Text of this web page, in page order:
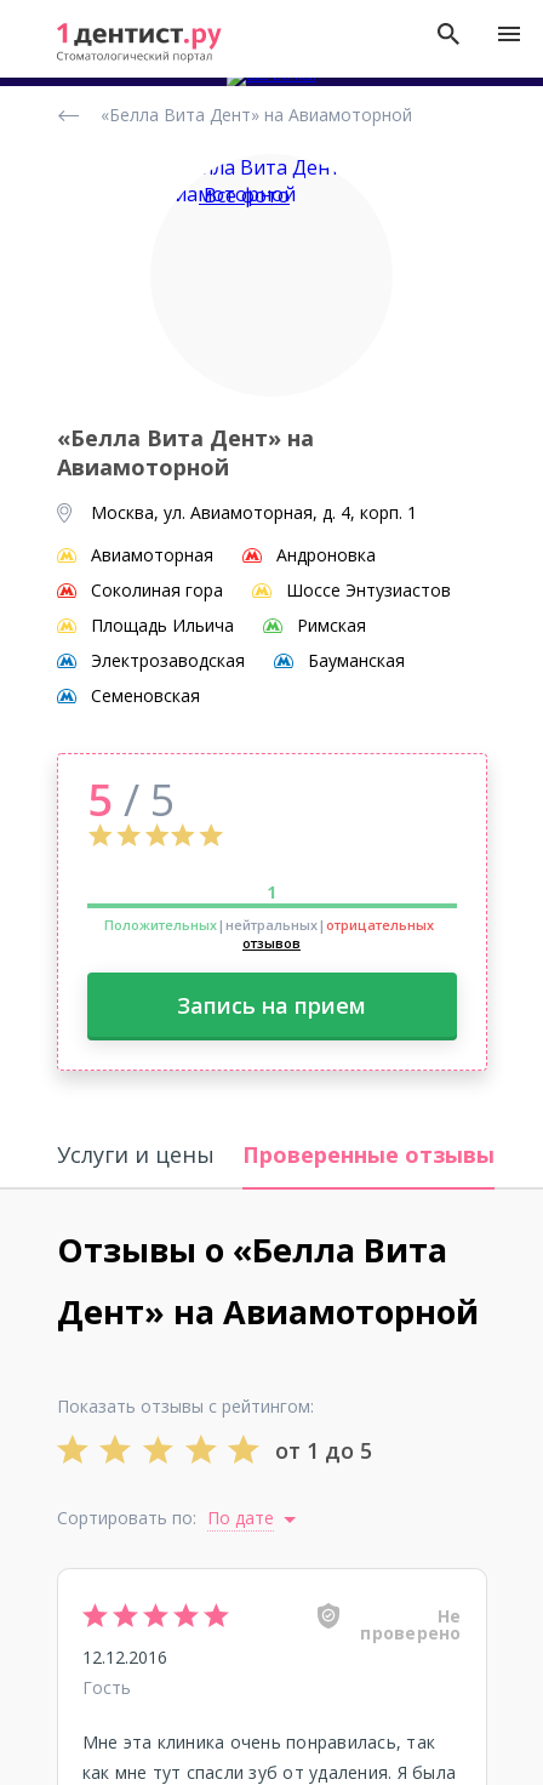
стоматологических
«Белла Вита Дент» на Авиамоторной
Все фото
«Белла Вита Дент» на
Авиамоторной
Москва, ул. Авиамоторная, д. 4, корп. 1
Авиамоторная
Андроновка
Соколиная гора
Шоссе Энтузиастов
Площадь Ильича
Римская
Электрозаводская
Бауманская
Семеновская
5 / 5
1
Положительных|нейтральных| отрицательных
отзывов
Запись на прием
Услуги и цены Проверенные отзывы
Отзывы о «Белла Вита
Дент» на Авиамоторной
Показать отзывы с рейтингом:
от 1 до 5
Сортировать по: По дате
Не
проверено
12.12.2016
Гость
Мне эта клиника очень понравилась, так
как мне тут спасли зуб от удаления. Я была